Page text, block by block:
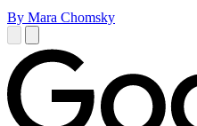
By Mara Chomsky